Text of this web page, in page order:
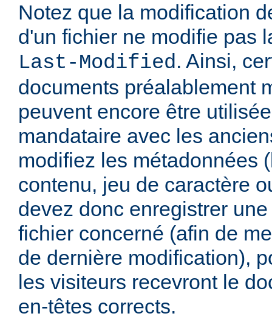
Notez que la modification
d'un fichier ne modifie pas
Last-Modified. Ainsi,
documents préalablement
peuvent encore être
mandataire avec les
modifiez les métadonnées
contenu, jeu de caractère
devez donc enregistrer
fichier concerné (afin de
de dernière modification),
les visiteurs recevront le
en-têtes corrects.